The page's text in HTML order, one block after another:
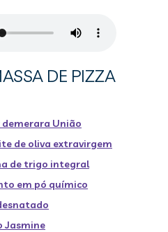
DE PIZZA
demerara União
de oliva extravirgem
de trigo integral
em pó químico
Jasmine